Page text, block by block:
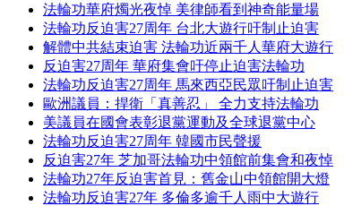
法輪功華府燭光夜悼 美律師看到神奇能量場
法輪功反迫害27周年 台北大遊行吁制止迫害
解體中共結束迫害 法輪功近兩千人華府大遊行
反迫害27周年 華府集會吁停止迫害法輪功
法輪功反迫害27周年 馬來西亞民眾吁制止迫害
歐洲議員：捍衛「真善忍」 全力支持法輪功
美議員在國會表彰退黨運動及全球退黨中心
法輪功反迫害27周年 韓國市民聲援
反迫害27年 芝加哥法輪功中領館前集會和夜悼
法輪功27年反迫害首見：舊金山中領館開大燈
法輪功反迫害27年 多倫多逾千人雨中大遊行